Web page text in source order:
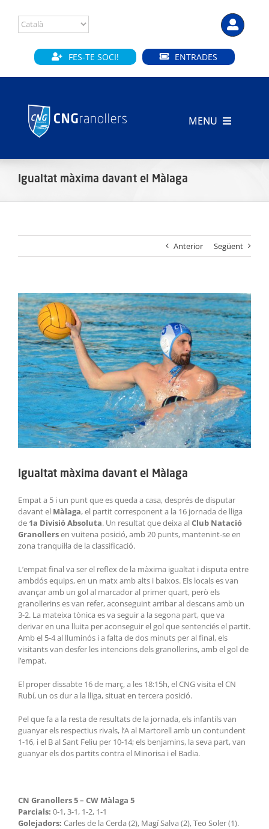
content
FES-TE SOCI! ENTRADES
MENU
CLUB
SERVEIS
INFANTS
BLOG
EMPRESES
CONTACTE
Igualtat màxima davant el Màlaga
Anterior Següent
View
Larger
Image
Igualtat màxima davant el Màlaga
Empat a 5 i un punt que es queda a casa, després de disputar
davant el Màlaga, el partit corresponent a la 16 jornada de lliga
de 1a Divisió Absoluta. Un resultat que deixa alClub Natació
Granollersen vuitena posició, amb 20 punts, mantenint-se en
zona tranquil·la de la classificació.
L’empat final va ser el reflex de la màxima igualtat i disputa entre
ambdós equips, en un matx amb alts i baixos. Els locals es van
avançar amb un gol al marcador al primer quart, però els
granollerins es van refer, aconseguint arribar al descans amb un
3-2. La mateixa tònica es va seguir a la segona part, que va
derivar en una lluita per aconseguir el gol que sentenciés el partit.
Amb el 5-4 al lluminós i a falta de dos minuts per al final, els
visitants van desfer les intencions dels granollerins, amb el gol de
l’empat.
El proper dissabte 16 de març, a les 18:15h, el CNG visita el CN
Rubí, un os dur a la lliga, situat en tercera posició.
Pel que fa a la resta de resultats de la jornada, els infantils van
guanyar els respectius rivals, l’A al Martorell amb un contundent
1-16, i el B al Sant Feliu per 10-14; els benjamins, la seva part, van
guanyar els dos partits contra el Minorisa i el Badia.
CN Granollers 5 – CW Màlaga 5
Parcials: 0-1, 3-1, 1-2, 1-1
Golejadors: Carles de la Cerda (2), Magí Salva (2), Teo Soler (1).